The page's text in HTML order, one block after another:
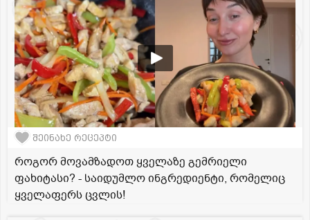
შეინახე რეცეპტი
როგორ მოვამზადოთ ყველაზე გემრიელი
ფახიტასი? - საიდუმლო ინგრედიენტი, რომელიც
ყველაფერს ცვლის!